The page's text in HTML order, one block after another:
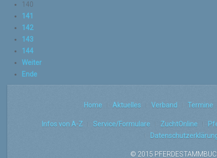
140
141
142
143
144
Weiter
Ende
Home Aktuelles Verband Termine
Infos von A-Z Service/Formulare ZuchtOnline
© 2015